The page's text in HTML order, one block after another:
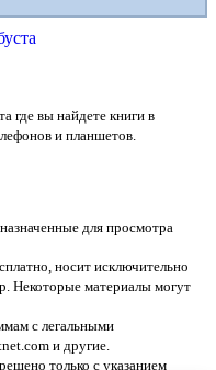
где вы найдете книги в
и планшетов.
для просмотра
носит исключительно
Некоторые материалы могут
с легальными
и другие.
только с указанием